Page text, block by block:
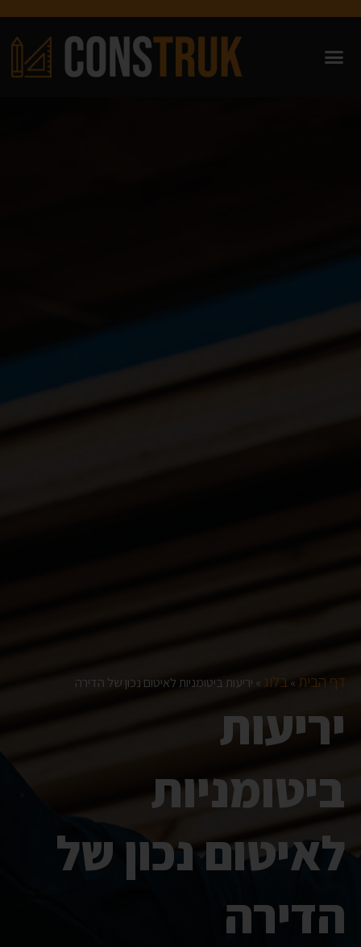
דף הבית » בלוג » יריעות ביטומניות לאיטום נכון של הדירה
יריעות
ביטומניות
לאיטום נכון של
הדירה